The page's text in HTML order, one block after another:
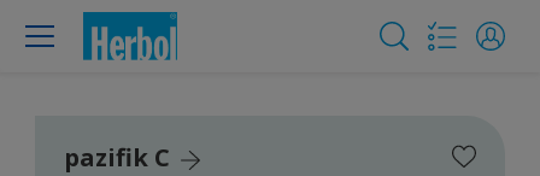
pazifik C